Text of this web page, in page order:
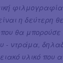
η δεύτερη
θα μπορούσε
- ντράμα,
υλικό που